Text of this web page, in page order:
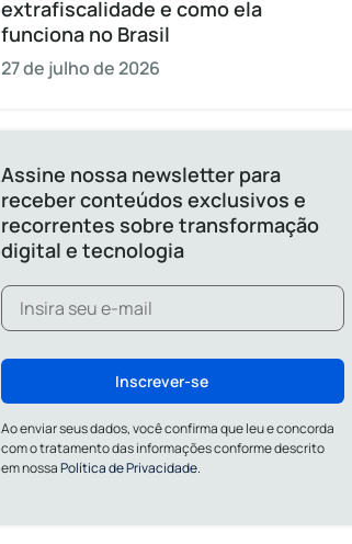
extrafiscalidade e como ela
funciona no Brasil
27 de julho de 2026
Assine nossa newsletter para
receber conteúdos exclusivos e
recorrentes sobre transformação
digital e tecnologia
Inscrever-se
Ao enviar seus dados, você confirma que leu e concorda
com o tratamento das informações conforme descrito
em nossaPolítica de Privacidade.